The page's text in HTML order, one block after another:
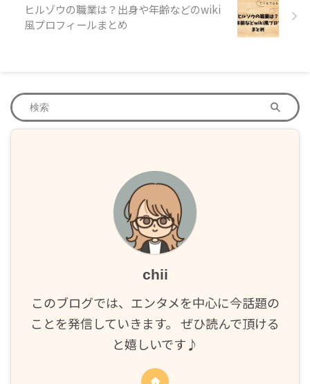
ヒルゾウの職業は？出身や年齢などのwiki
風プロフィールまとめ
chii
このブログでは、エンタメを中心に今話題の
ことを発信していきます。 ぜひ読んで頂ける
と嬉しいです♪